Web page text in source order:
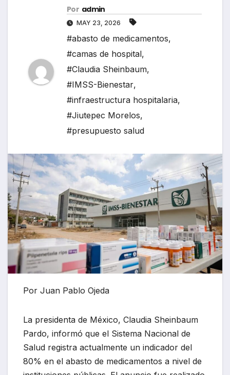
Por admin
MAY 23, 2026
#abasto de medicamentos,
#camas de hospital,
#Claudia Sheinbaum,
#IMSS-Bienestar,
#infraestructura hospitalaria,
#Jiutepec Morelos,
#presupuesto salud
Por Juan Pablo Ojeda
La presidenta de México, Claudia Sheinbaum
Pardo, informó que el Sistema Nacional de
Salud registra actualmente un indicador del
80% en el abasto de medicamentos a nivel de